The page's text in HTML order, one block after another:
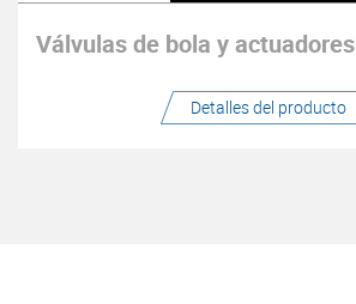
Válvulas de bola y actuadores
Detalles del producto